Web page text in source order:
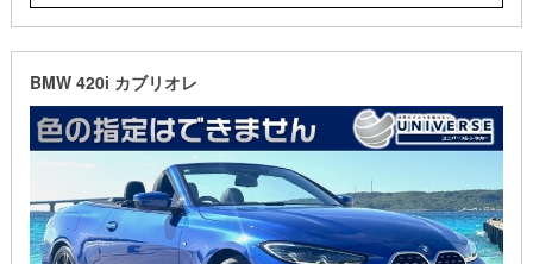
BMW 420i カブリオレ